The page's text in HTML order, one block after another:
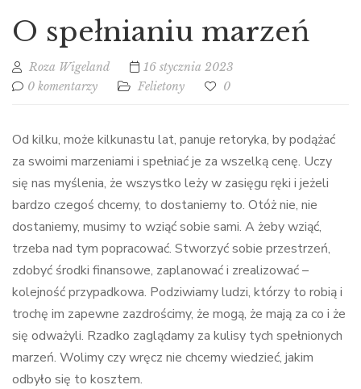
O spełnianiu marzeń
Roza Wigeland
16 stycznia 2023
0 komentarzy
Felietony 0
Od kilku, może kilkunastu lat, panuje retoryka, by podążać
za swoimi marzeniami i spełniać je za wszelką cenę. Uczy
się nas myślenia, że wszystko leży w zasięgu ręki i jeżeli
bardzo czegoś chcemy, to dostaniemy to. Otóż nie, nie
dostaniemy, musimy to wziąć sobie sami. A żeby wziąć,
trzeba nad tym popracować. Stworzyć sobie przestrzeń,
zdobyć środki finansowe, zaplanować i zrealizować –
kolejność przypadkowa. Podziwiamy ludzi, którzy to robią i
trochę im zapewne zazdrościmy, że mogą, że mają za co i że
się odważyli. Rzadko zaglądamy za kulisy tych spełnionych
marzeń. Wolimy czy wręcz nie chcemy wiedzieć, jakim
odbyło się to kosztem.